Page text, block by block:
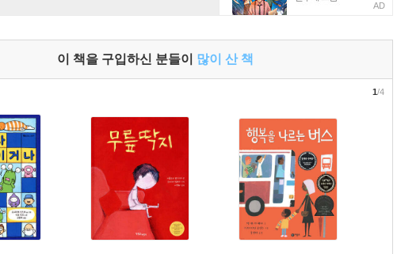
AD
이 책을 구입하신 분들이 많이 산 책
1/4